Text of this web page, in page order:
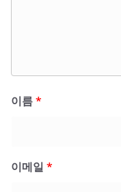
이름*
이메일 *